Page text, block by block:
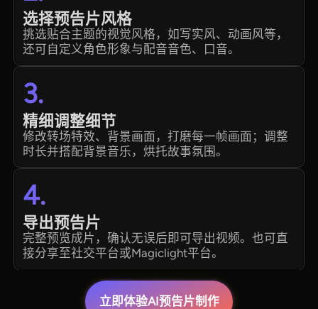
选择预告片风格
挑选贴合主题的视觉风格，如写实风、动画风等，
还可自定义角色形象与配音音色、口音。
3.
精细调整细节
修改转场特效、背景画面，打磨每一帧画面；调整
时长并搭配背景音乐，烘托故事氛围。
4.
导出预告片
完整预览成片，确认无误后即可导出视频。也可直
接分享至社交平台或Magiclight平台。
立即体验AI预告片制作